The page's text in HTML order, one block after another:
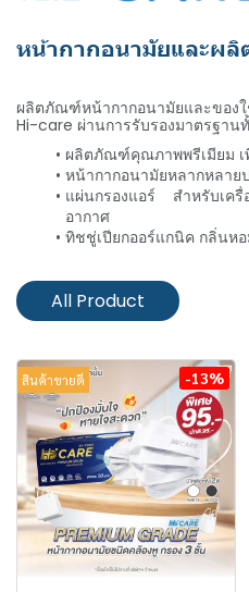
หน้ากากอนามัยและผ
ผลิตภัณฑ์หน้ากากอนามัยและของ
Hi-care ผ่านการรับรองมาตรฐาน
ผลิตภัณฑ์คุณภาพพรีเมียม เ
หน้ากากอนามัยหลากหลาย
แผ่นกรองแอร์ สำหรับเค
อากาศ
ทิชชู่เปียกออร์แกนิค กลิ่นห
All Product
สินค้าขายดี -13%